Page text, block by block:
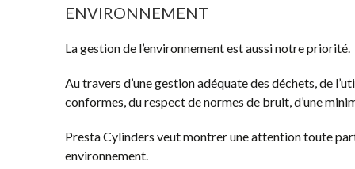
ENVIRONNEMENT
La gestion de l’environnement est aussi notre priorité.
Au travers d’une gestion adéquate des déchets, de
conformes, du respect de normes de bruit, d’une
Presta Cylinders veut montrer une attention toute
environnement.